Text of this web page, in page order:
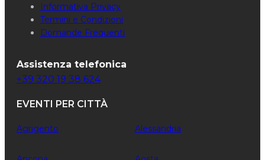
Informativa Privacy
Termini e Condizioni
Domande Frequenti
Assistenza telefonica
+39 320 19 38 624
EVENTI PER CITTÀ
Agrigento Alessandria